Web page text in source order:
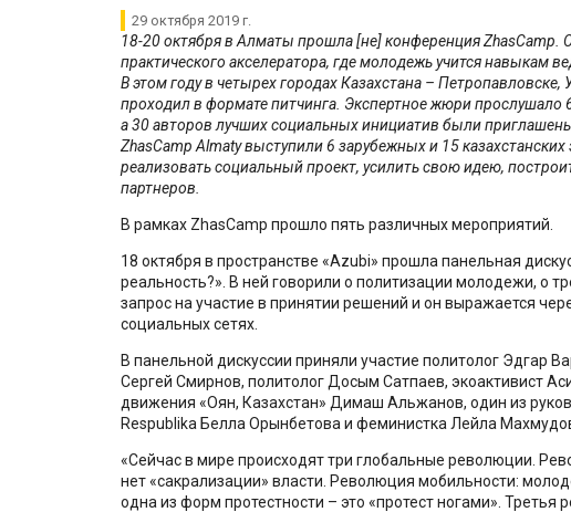
29 октября 2019 г.
18-20 октября в Алматы прошла [не] конференция ZhasCamp.
практического акселератора, где молодежь учится навыкам
В этом году в четырех городах Казахстана –
проходил в формате питчинга. Экспертное жюри прослушало
а 30 авторов лучших социальных инициатив были
ZhasCamp Almaty выступили 6 зарубежных и 15
реализовать социальный проект, усилить свою идею,
партнеров.
В рамках ZhasCamp прошло пять различных мероприятий.
18 октября в пространстве «Azubi» прошла панельная
реальность?». В ней говорили о политизации молодежи, о
запрос на участие в принятии решений и он выражается
социальных сетях.
В панельной дискуссии приняли участие политолог Эдгар
Сергей Смирнов, политолог Досым Сатпаев, экоактивист
движения «Оян, Казахстан» Димаш Альжанов, один из
Respublika Белла Орынбетова и феминистка Лейла
«Сейчас в мире происходят три глобальные революции.
нет «сакрализации» власти. Революция мобильности:
одна из форм протестности – это «протест ногами».